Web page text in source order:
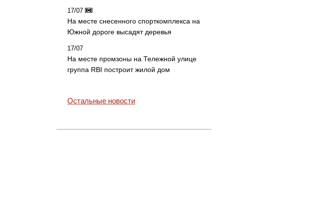
17/07
На месте снесенного спорткомплекса на
Южной дороге высадят деревья
17/07
На месте промзоны на Тележной улице
группа RBI построит жилой дом
Остальные новости